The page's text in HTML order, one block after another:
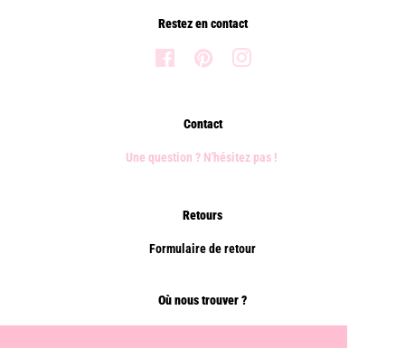
Restez en contact
Facebook Pinterest
Contact
Une question ? N'hésitez pas !
Retours
Formulaire de retour
Où nous trouver ?